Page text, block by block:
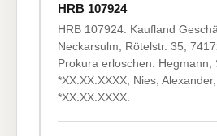
HRB 107924
HRB 107924: Kaufland
Neckarsulm, Rötelstr. 35,
Prokura erloschen: Hegmann,
*XX.XX.XXXX; Nies,
*XX.XX.XXXX.